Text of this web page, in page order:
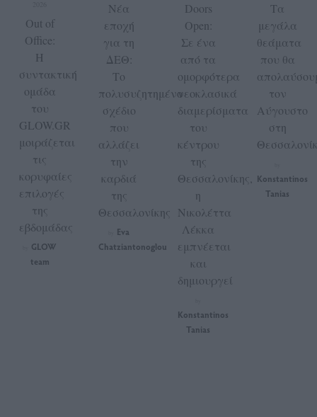
Out of
Office:
Η
συντακτική
ομάδα
του
GLOW.GR
μοιράζεται
τις
κορυφαίες
επιλογές
της
εβδομάδας
GLOW
team
Νέα
εποχή
για τη
ΔΕΘ:
Το
πολυσυζητημένο
σχέδιο
που
αλλάζει
την
καρδιά
της
Θεσσαλονίκης
Eva
Chatziantonoglou
Doors
Open:
Σε ένα
από τα
ομορφότερα
νεοκλασικά
διαμερίσματα
του
κέντρου
της
Θεσσαλονίκης,
η
Νικολέττα
Λέκκα
εμπνέεται
και
δημιουργεί
Konstantinos
Tanias
Τα
μεγάλα
θεάματα
που θα
τον
Αύγουστο
στη
Konstantinos
Tanias